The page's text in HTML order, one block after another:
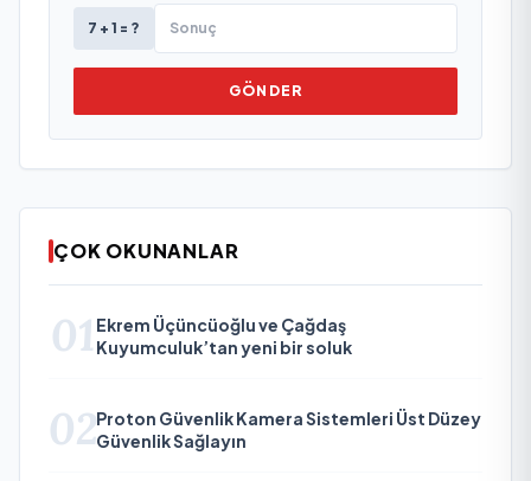
7 + 1 = ?
GÖNDER
ÇOK OKUNANLAR
01 Ekrem Üçüncüoğlu ve Çağdaş
Kuyumculuk’tan yeni bir soluk
02Proton Güvenlik Kamera Sistemleri Üst Düzey
Güvenlik Sağlayın